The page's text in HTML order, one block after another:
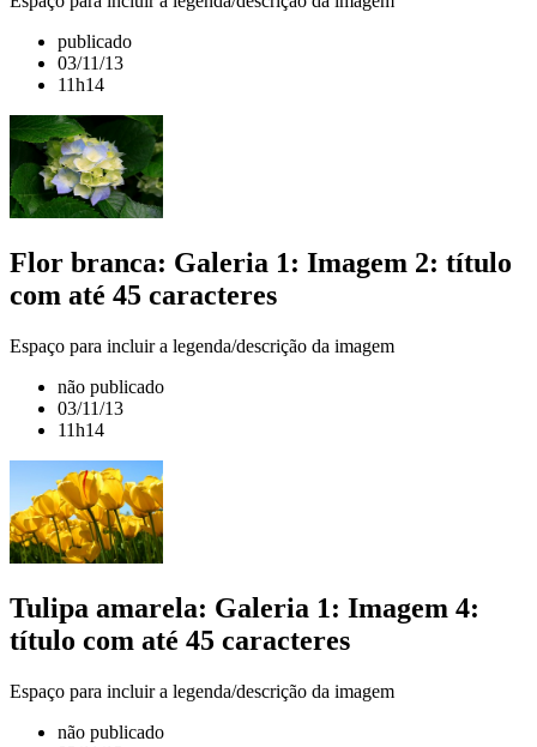
publicado
03/11/13
11h14
Flor branca: Galeria 1: Imagem 2: título
com até 45 caracteres
Espaço para incluir a legenda/descrição da imagem
não publicado
03/11/13
11h14
Tulipa amarela: Galeria 1: Imagem 4:
título com até 45 caracteres
Espaço para incluir a legenda/descrição da imagem
não publicado